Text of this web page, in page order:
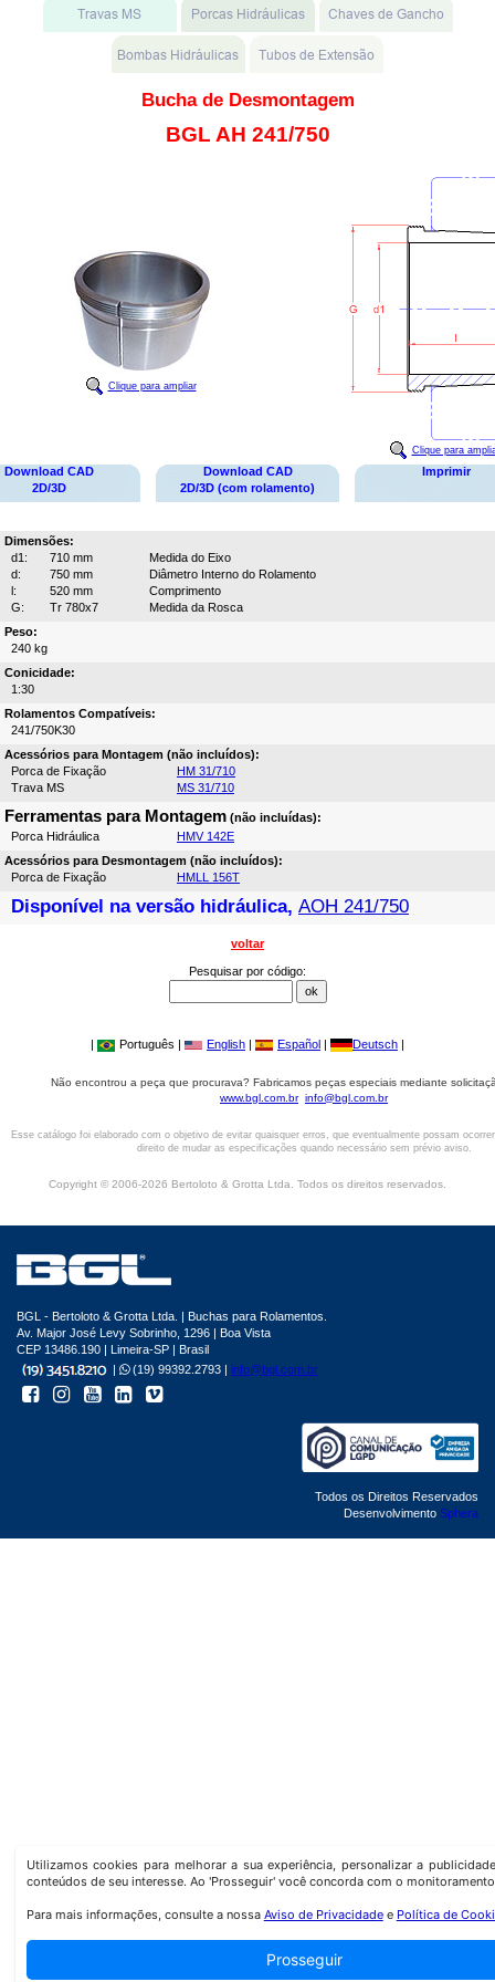
Bucha de Desmontagem
BGL AH 241/750
Clique para ampliar
Clique para
Download CAD
2D/3D
Download CAD
2D/3D (com rolamento)
Imprimir
Dimensões:
d1:
710 mm
Medida do Eixo
d:
750 mm
Diâmetro Interno do Rolamento
l:
520 mm
Comprimento
G:
Tr 780x7
Medida da Rosca
Peso:
240 kg
Conicidade:
1:30
Rolamentos Compatíveis:
241/750K30
Acessórios para Montagem (não incluídos):
Porca de Fixação
HM 31/710
Trava MS
MS 31/710
Ferramentas para Montagem (não incluídas):
Porca Hidráulica
HMV 142E
Acessórios para Desmontagem (não incluídos):
Porca de Fixação
HMLL 156T
Disponível na versão hidráulica, AOH 241/750
voltar
Pesquisar por código:
| Português | English | Español | Deutsch |
Não encontrou a peça que procurava? Fabricamos peças especiais mediante
www.bgl.com.br info@bgl.com.br
Esse catálogo foi elaborado com o objetivo de evitar quaisquer erros, que eventualmente possam
direito de mudar as especificações quando necessário sem prévio aviso.
Copyright © 2006-2026 Bertoloto & Grotta Ltda. Todos os direitos reservados.
Utilizamos cookies para melhorar a sua experiência, personalizar a
conteúdos de seu interesse. Ao 'Prosseguir' você concorda com o
Para mais informações, consulte a nossa Aviso de Privacidadee Política de
Prosseguir
BGL - Bertoloto & Grotta Ltda. | Buchas para Rolamentos.
Av. Major José Levy Sobrinho, 1296 | Boa Vista
CEP 13486.190 | Limeira-SP | Brasil
|
(19) 99392.2793 | info@bgl.com.br
Todos os Direitos Reservados
Desenvolvimento Sphera